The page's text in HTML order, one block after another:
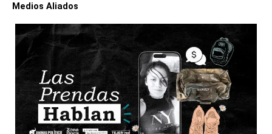
Medios Aliados